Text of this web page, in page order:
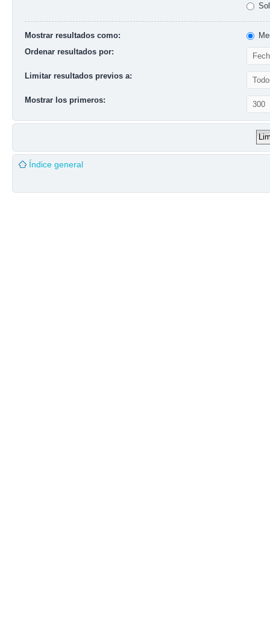
Mostrar resultados como:
Ordenar resultados por:
Limitar resultados previos a:
Mostrar los primeros:
Índice general